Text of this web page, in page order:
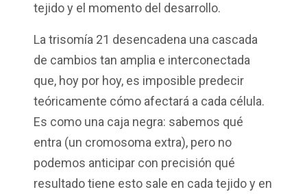
tejido y el momento del desarrollo.
La trisomía 21 desencadena una cascada
de cambios tan amplia e interconectada
que, hoy por hoy, es imposible predecir
teóricamente cómo afectará a cada célula.
Es como una caja negra: sabemos qué
entra (un cromosoma extra), pero no
podemos anticipar con precisión qué
resultado tiene esto sale en cada tejido y en